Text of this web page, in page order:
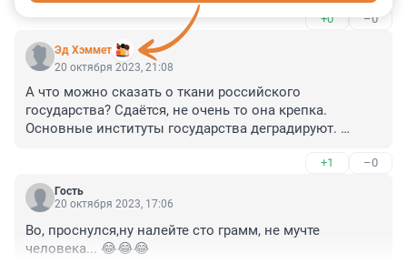
+0 –0
Эд Хэммет
20 октября 2023, 21:08
А что можно сказать о ткани российского
государства? Сдаётся, не очень то она крепка.
Основные институты государства деградируют.
никто восставшим не оказывал сопротивления.
+1 –0
Гость
20 октября 2023, 17:06
Во, проснулся,ну налейте сто грамм, не мучте
человека... 😂😂😂